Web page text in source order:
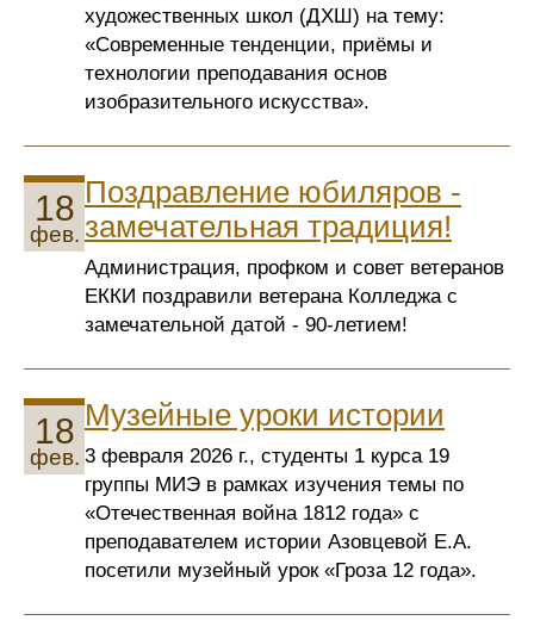
художественных школ (ДХШ) на тему:
«Современные тенденции, приёмы и
технологии преподавания основ
изобразительного искусства».
18
фев.
Поздравление юбиляров -
замечательная традиция!
Администрация, профком и совет ветеранов
ЕККИ поздравили ветерана Колледжа с
замечательной датой - 90-летием!
18
фев.
Музейные уроки истории
3 февраля 2026 г., студенты 1 курса 19
группы МИЭ в рамках изучения темы по
«Отечественная война 1812 года» с
преподавателем истории Азовцевой Е.А.
посетили музейный урок «Гроза 12 года».